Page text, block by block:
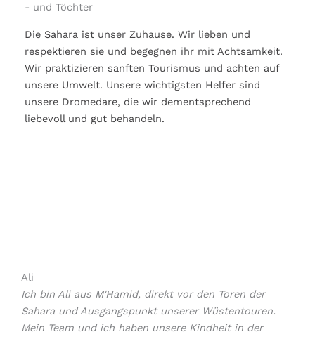
- und Töchter
Die Sahara ist unser Zuhause. Wir lieben und
respektieren sie und begegnen ihr mit Achtsamkeit.
Wir praktizieren sanften Tourismus und achten auf
unsere Umwelt. Unsere wichtigsten Helfer sind
unsere Dromedare, die wir dementsprechend
liebevoll und gut behandeln.
Ali
Ich bin Ali aus M'Hamid, direkt vor den Toren der
Sahara und Ausgangspunkt unserer Wüstentouren.
Mein Team und ich haben unsere Kindheit in der